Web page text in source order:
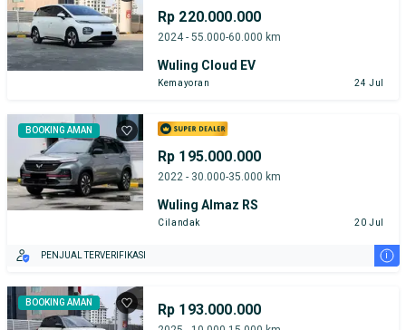
Rp 220.000.000
2024 - 55.000-60.000 km
Wuling Cloud EV
Kemayoran 24 Jul
BOOKING AMAN
Rp 195.000.000
2022 - 30.000-35.000 km
Wuling Almaz RS
Cilandak 20 Jul
PENJUAL TERVERIFIKASI i
BOOKING AMAN Rp 193.000.000